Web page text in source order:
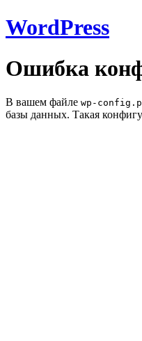
WordPress
Ошибка
В вашем файле wp-
базы данных. Такая